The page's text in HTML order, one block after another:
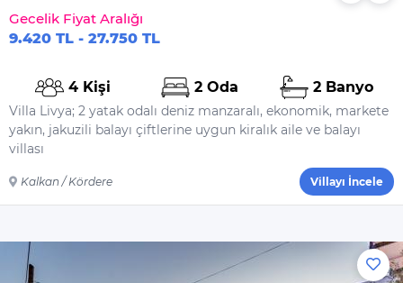
Gecelik Fiyat Aralığı
9.420 TL - 27.750 TL
4 Kişi 2 Oda 2 Banyo
Villa Livya; 2 yatak odalı deniz manzaralı, ekonomik, markete
yakın, jakuzili balayı çiftlerine uygun kiralık aile ve balayı
villası
Kalkan / Kördere Villayı İncele